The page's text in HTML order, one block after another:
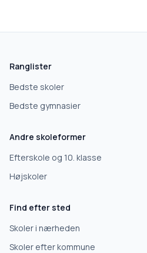
Hvad leder du efter?
Grundskole
10. klasse
Erhvervsuddannelse
Ranglister
Bedste skoler
Bedste gymnasier
Andre skoleformer
Efterskole og 10. klasse
Højskoler
Find efter sted
Skoler i nærheden
Skoler efter kommune